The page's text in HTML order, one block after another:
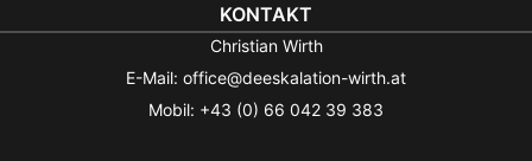
KONTAKT
Christian Wirth
E-Mail: office@deeskalation-wirth.at
Mobil: +43 (0) 66 042 39 383